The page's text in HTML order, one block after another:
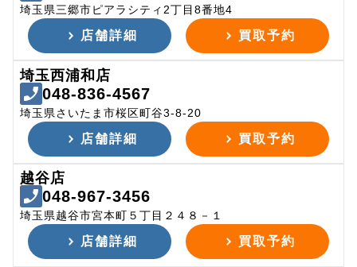
埼玉県三郷市ピアラシティ2丁目8番地4
店舗詳細 買取予約
埼玉西浦和店
048-836-4567
埼玉県さいたま市桜区町谷3-8-20
店舗詳細 買取予約
越谷店
048-967-3456
埼玉県越谷市宮本町５丁目２４８－１
店舗詳細 買取予約